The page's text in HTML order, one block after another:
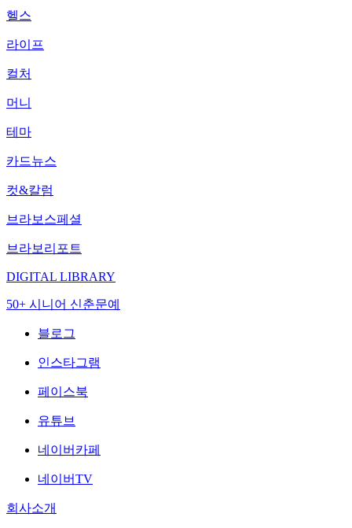
헬스
라이프
컬처
머니
테마
카드뉴스
컷&칼럼
브라보스페셜
브라보리포트
DIGITAL LIBRARY
50+ 시니어 신춘문예
블로그
인스타그램
페이스북
유튜브
네이버카페
네이버TV
회사소개